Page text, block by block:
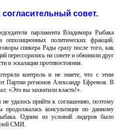
совет.
парламента Владимира Рыбака
оппозиционных политических фракций.
спикера Рады сразу после того, как
перессорились на совете и обвинили друг
и эскалации противостояния.
контроль и не знаете, что с этим
Партии регионов Александр Ефремов. В
«Это вы захватили власть!».
удалось прийти к соглашению, поэтому
консультация по данному
Одним из условий лидеров было
СМИ.